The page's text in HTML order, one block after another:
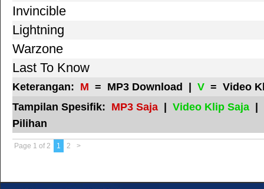
Invincible
Lightning
Warzone
Last To Know
Keterangan: M = MP3 Download | V = Video
Tampilan Spesifik: MP3 Saja | Video Klip Saja |
Pilihan
Page 1 of 2 1 2 >